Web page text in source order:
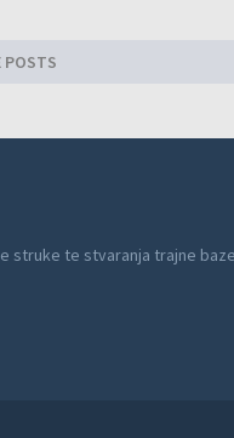
POSTS
te stvaranja trajne